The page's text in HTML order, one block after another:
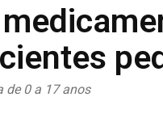
de 0 a 17 anos